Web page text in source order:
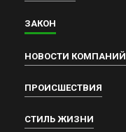
ЗАКОН
НОВОСТИ КОМПАНИЙ
ПРОИСШЕСТВИЯ
СТИЛЬ ЖИЗНИ